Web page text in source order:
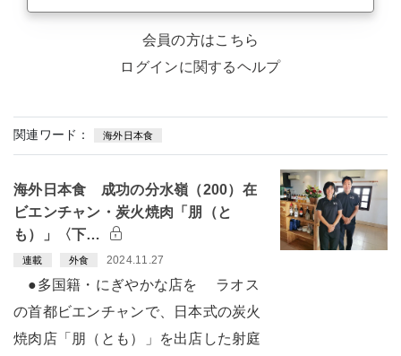
会員の方はこちら
ログインに関するヘルプ
関連ワード： 海外日本食
海外日本食 成功の分水嶺（200）在
ビエンチャン・炭火焼肉「朋（と
も）」〈下…
連載 外食 2024.11.27
●多国籍・にぎやかな店を ラオス
の首都ビエンチャンで、日本式の炭火
焼肉店「朋（とも）」を出店した射庭